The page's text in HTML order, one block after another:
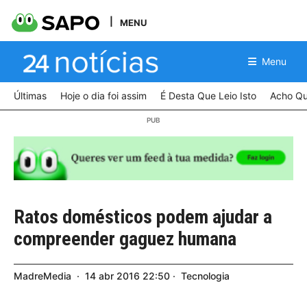
MENU
Menu
Últimas Hoje o dia foi assim É Desta Que Leio Isto Acho
Ratos domésticos podem ajudar a
compreender gaguez humana
MadreMedia 14 abr 2016 22:50 Tecnologia